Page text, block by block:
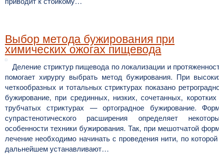
Выбор метода бужирования при
химических ожогах пищевода
Деление стриктур пищевода по локализации и
помогает хирургу выбрать метод бужирования. При
четкообразных и тотальных стриктурах показано
бужирование, при срединных, низких, сочетанных,
трубчатых стриктурах — ортоградное бужирование.
супрастенотического расширения определяет
особенности техники бужирования. Так, при мешотчатой
лечение необходимо начинать с проведения нити, по
дальнейшем устанавливают…